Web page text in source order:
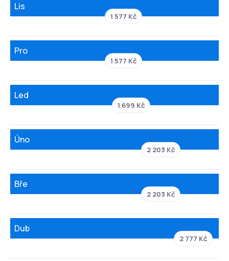
Lis
1 577 Kč
Pro
1 577 Kč
Led
1 699 Kč
Úno
2 203 Kč
Bře
2 203 Kč
Dub
2 777 Kč